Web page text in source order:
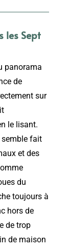
les Sept
panorama
de
sur
le lisant.
semble fait
et des
du
toujours à
hors de
de trop
de maison